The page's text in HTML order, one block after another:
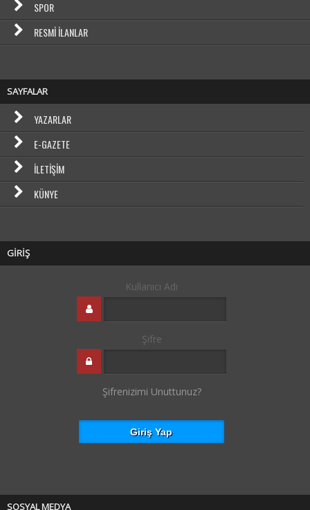
SPOR
RESMI İLANLAR
SAYFALAR
YAZARLAR
E-GAZETE
İLETIŞIM
KÜNYE
GİRİŞ
Kullanıcı Adı
Şifre
Şifrenizimi Unuttunuz?
SOSYAL MEDYA